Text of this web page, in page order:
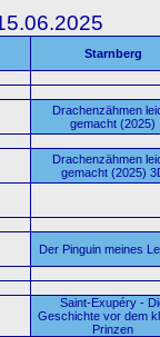
Starnberg
Drachenzähmen
gemacht (2025)
Drachenzähmen
gemacht (2025)
Der Pinguin meines
Saint-Exupéry -
Geschichte vor dem
Prinzen